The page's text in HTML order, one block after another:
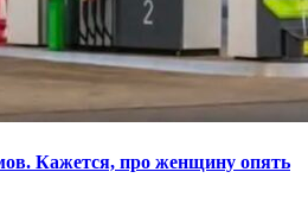
Кажется, про женщину опять